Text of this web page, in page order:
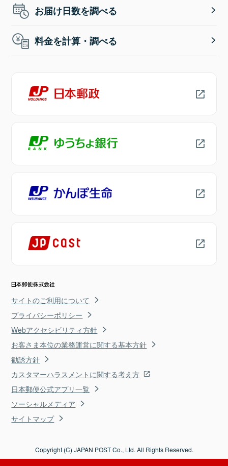
お届け日数を調べる
料金を計算・調べる
サイトのご利用について
プライバシーポリシー
Webアクセシビリティ方針
お客さま本位の業務運営に関する基本方針
勧誘方針
カスタマーハラスメントに関する考え方
日本郵便公式アプリ一覧
ソーシャルメディア
サイトマップ
Copyright (C) JAPAN POST Co., Ltd. All Rights Reserved.